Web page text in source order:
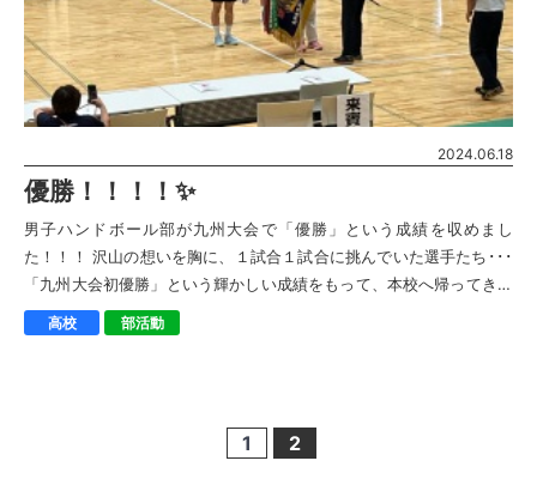
2024.06.18
優勝！！！！✨
男子ハンドボール部が九州大会で「優勝」という成績を収めまし
た！！！ 沢山の想いを胸に、１試合１試合に挑んでいた選手たち･･･
「九州大会初優勝」という輝かしい成績をもって、本校へ帰ってきま
した。 生徒はもちろん、職員一同 […]
高校 部活動
投
1 2